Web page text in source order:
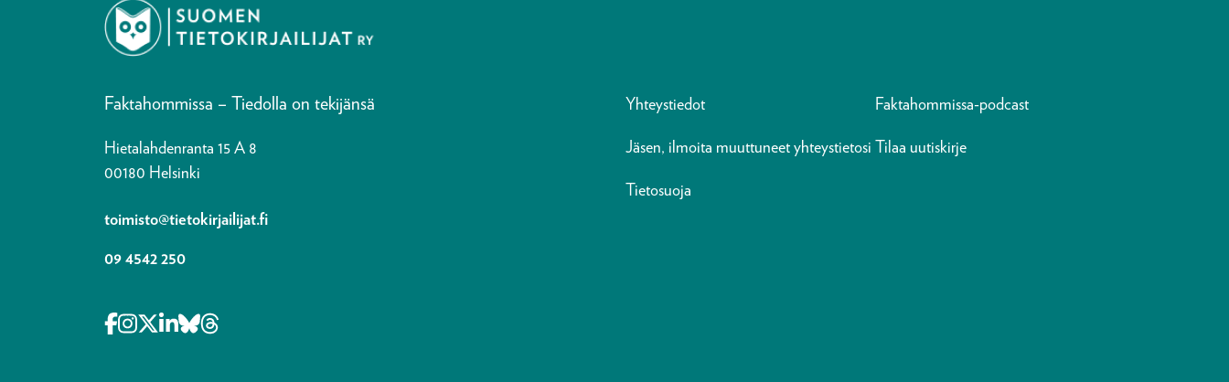
Faktahommissa – Tiedolla on tekijänsä
Hietalahdenranta 15 A 8
00180 Helsinki
toimisto@tietokirjailijat.fi
09 4542 250
Yhteystiedot Faktahommissa-podcast
Jäsen, ilmoita muuttuneet yhteystietosi Tilaa uutiskirje
Tietosuoja
Opens in a new tab Facebook-f
Opens in a new tab Instagram
Opens in a new tab X-twitter
Opens in a new tab Linkedin-in
Opens in a new tab Bluesky